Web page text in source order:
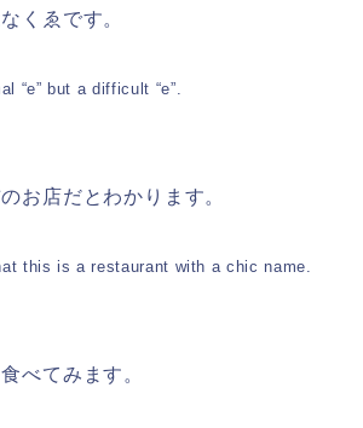
くゑです。
“e” but a difficult “e”.
お店だとわかります。
this is a restaurant with a chic name.
べてみます。